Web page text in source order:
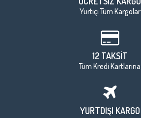
Yurtiçi Tüm Kargolar
12 TAKSİT
Tüm Kredi Kartlarına
YURTDIŞI KARGO